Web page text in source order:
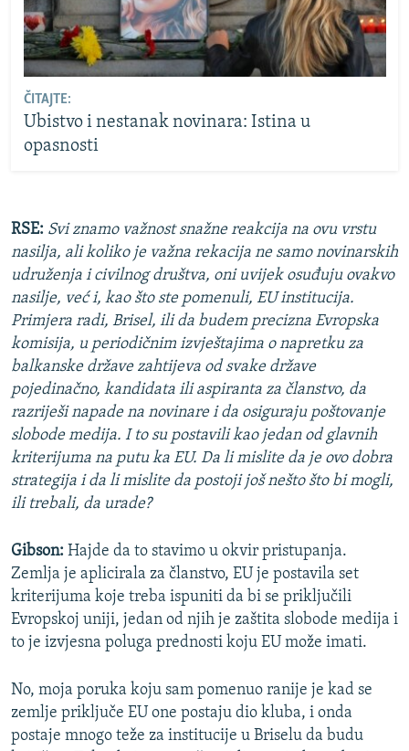
ČITAJTE:
Ubistvo i nestanak novinara: Istina u
opasnosti
RSE: Svi znamo važnost snažne reakcija na ovu vrstu
nasilja, ali koliko je važna rekacija ne samo novinarskih
udruženja i civilnog društva, oni uvijek osuđuju ovakvo
nasilje, već i, kao što ste pomenuli, EU institucija.
Primjera radi, Brisel, ili da budem precizna Evropska
komisija, u periodičnim izvještajima o napretku za
balkanske države zahtijeva od svake države
pojedinačno, kandidata ili aspiranta za članstvo, da
razriješi napade na novinare i da osiguraju poštovanje
slobode medija. I to su postavili kao jedan od glavnih
kriterijuma na putu ka EU. Da li mislite da je ovo dobra
strategija i da li mislite da postoji još nešto što bi mogli,
ili trebali, da urade?
Gibson: Hajde da to stavimo u okvir pristupanja.
Zemlja je aplicirala za članstvo, EU je postavila set
kriterijuma koje treba ispuniti da bi se priključili
Evropskoj uniji, jedan od njih je zaštita slobode medija i
to je izvjesna poluga prednosti koju EU može imati.
No, moja poruka koju sam pomenuo ranije je kad se
zemlje priključe EU one postaju dio kluba, i onda
postaje mnogo teže za institucije u Briselu da budu